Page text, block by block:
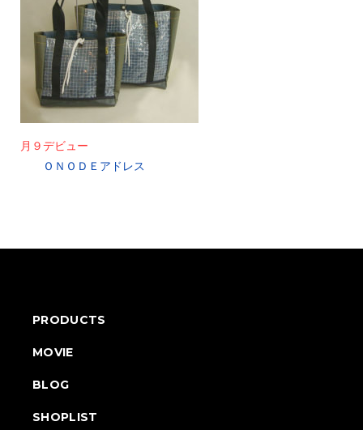
月９デビュー
ＯＮＯＤＥアドレス
PRODUCTS
MOVIE
BLOG
SHOPLIST